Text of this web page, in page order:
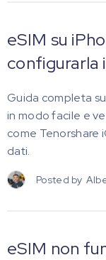
eSIM su
configurarla
Guida completa
in modo facile e
come Tenorshare
dati.
Posted by
eSIM non